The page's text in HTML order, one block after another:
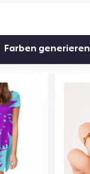
Farben generieren